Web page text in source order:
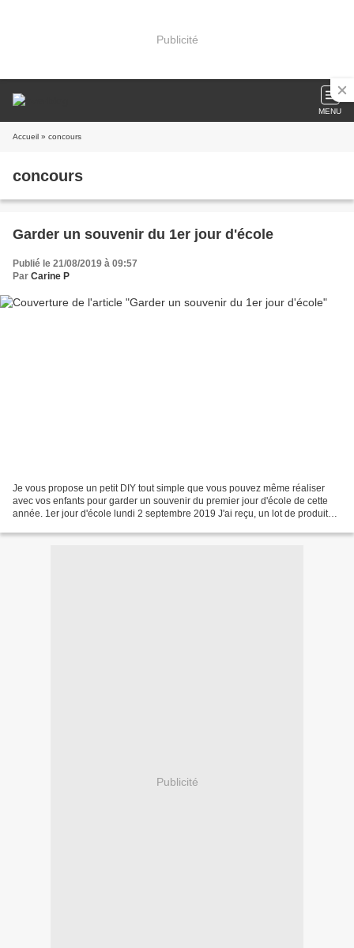
Publicité
MENU
Accueil » concours
concours
Garder un souvenir du 1er jour d'école
Publié le 21/08/2019 à 09:57
Par Carine P
Je vous propose un petit DIY tout simple que vous pouvez même réaliser
avec vos enfants pour garder un souvenir du premier jour d'école de cette
année. 1er jour d'école lundi 2 septembre 2019 J'ai reçu, un lot de produits
Publicité